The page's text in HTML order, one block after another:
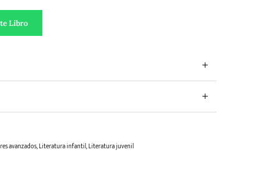
Libro
avanzados,Literatura infantil,Literatura juvenil